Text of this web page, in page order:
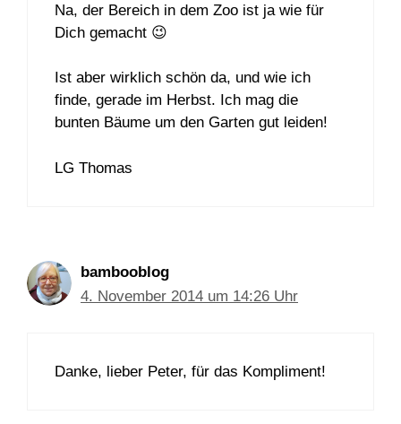
Na, der Bereich in dem Zoo ist ja wie für
Dich gemacht 😉
Ist aber wirklich schön da, und wie ich
finde, gerade im Herbst. Ich mag die
bunten Bäume um den Garten gut leiden!
LG Thomas
bambooblog
4. November 2014 um 14:26 Uhr
Danke, lieber Peter, für das Kompliment!